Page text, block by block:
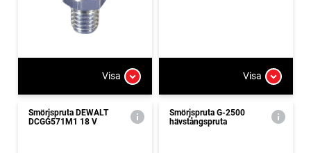
Visa Visa
Smörjspruta DEWALT
DCGG571M1 18 V
Smörjspruta G-2500
hävstångspruta